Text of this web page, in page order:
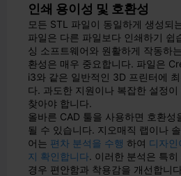
인쇄 용이성 및 호환성
모든 STL 파일이 동일하게 생성되
파일은 다른 파일보다 인쇄하기 쉽
싱 소프트웨어와 원활하게 작동하
환성은 매우 중요합니다. 파일은
i3와 같은 일반적인 3D 프린터에
다. 과도한 지원이나 복잡한 설정
찾아야 합니다.
올바른 CAD 툴을 사용하면 호환성
될 수 있습니다. 지오매직 랩이나
어는 편차 분석을 수행 하여 디자인
지 확인합니다. 이러한 분석은 특
경우 편안함과 착용감을 개선합니